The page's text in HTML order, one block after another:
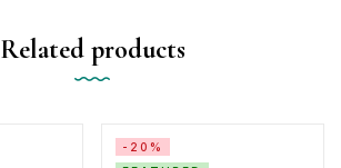
Related products
-20%